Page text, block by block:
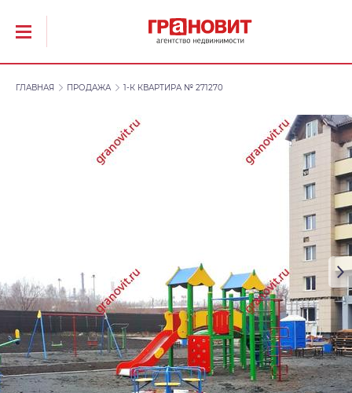
ГЛАВНАЯ ПРОДАЖА 1-К КВАРТИРА № 271270